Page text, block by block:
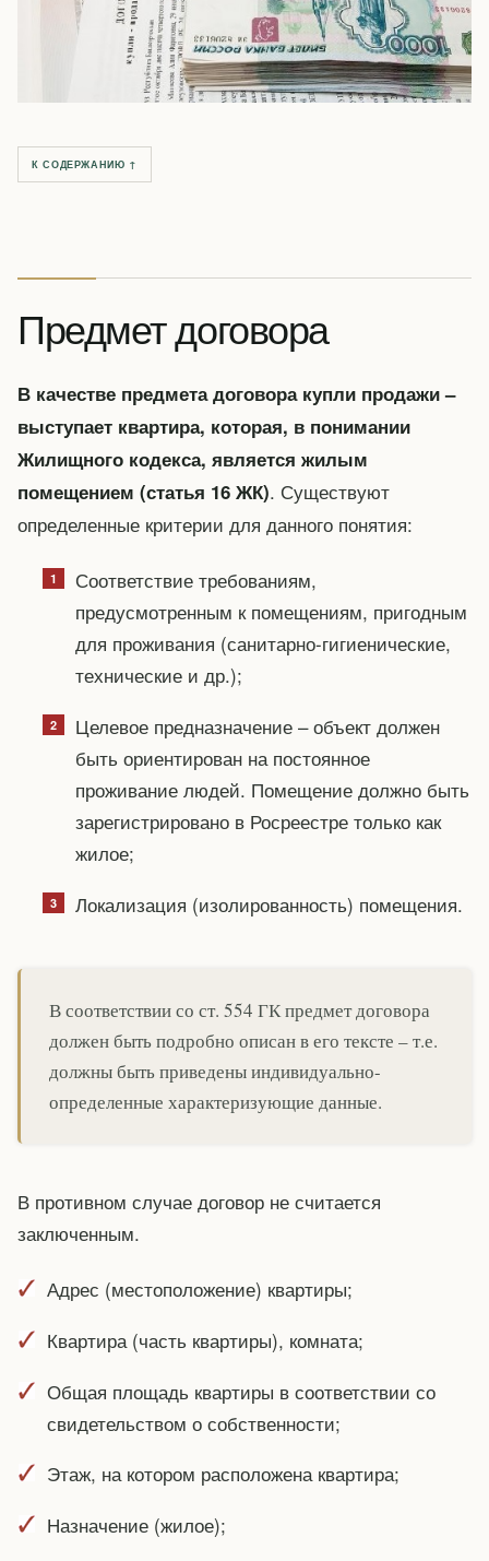
К СОДЕРЖАНИЮ ↑
Предмет договора
В качестве предмета договора купли продажи –
выступает квартира, которая, в понимании
Жилищного кодекса, является жилым
помещением (статья 16 ЖК). Существуют
определенные критерии для данного понятия:
Соответствие требованиям,
предусмотренным к помещениям, пригодным
для проживания (санитарно-гигиенические,
технические и др.);
Целевое предназначение – объект должен
быть ориентирован на постоянное
проживание людей. Помещение должно быть
зарегистрировано в Росреестре только как
жилое;
Локализация (изолированность) помещения.
В соответствии со ст. 554 ГК предмет договора
должен быть подробно описан в его тексте – т.е.
должны быть приведены индивидуально-
определенные характеризующие данные.
В противном случае договор не считается
заключенным.
Адрес (местоположение) квартиры;
Квартира (часть квартиры), комната;
Общая площадь квартиры в соответствии со
свидетельством о собственности;
Этаж, на котором расположена квартира;
Назначение (жилое);